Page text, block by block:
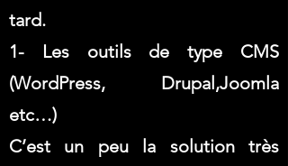
tard.
1- Les outils de type CMS
(WordPress, Drupal,Joomla
etc…)
C’est un peu la solution très